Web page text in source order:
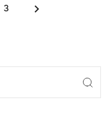
3 keyboard_arrow_right